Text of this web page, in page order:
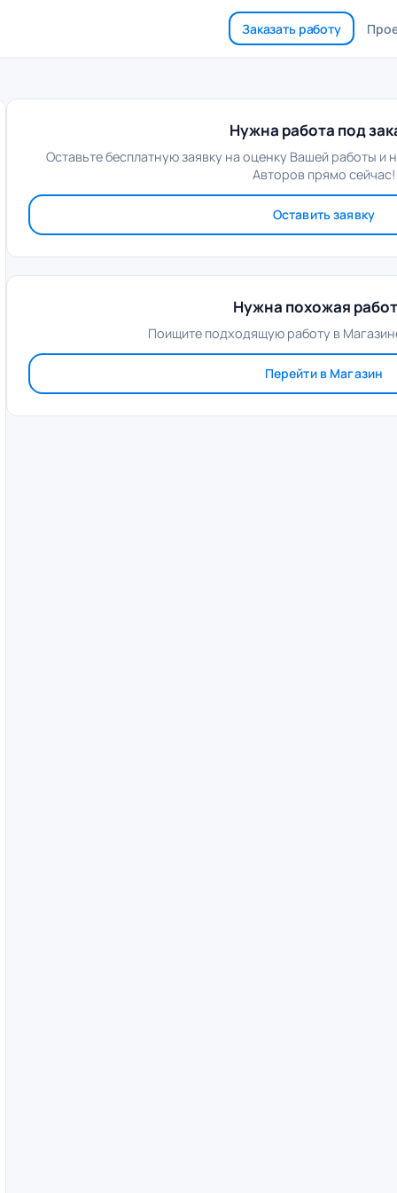
Заказать работу
Нужна работа под
Оставьте бесплатную заявку на оценку Вашей работы и
Авторов прямо сейчас!
Оставить заявку
Нужна похожая
Поищите подходящую работу в
Перейти в Магазин